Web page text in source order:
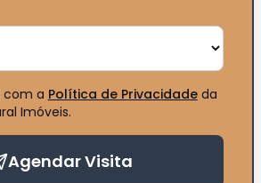
com a Política de Privacidadeda
Imóveis.
Agendar Visita